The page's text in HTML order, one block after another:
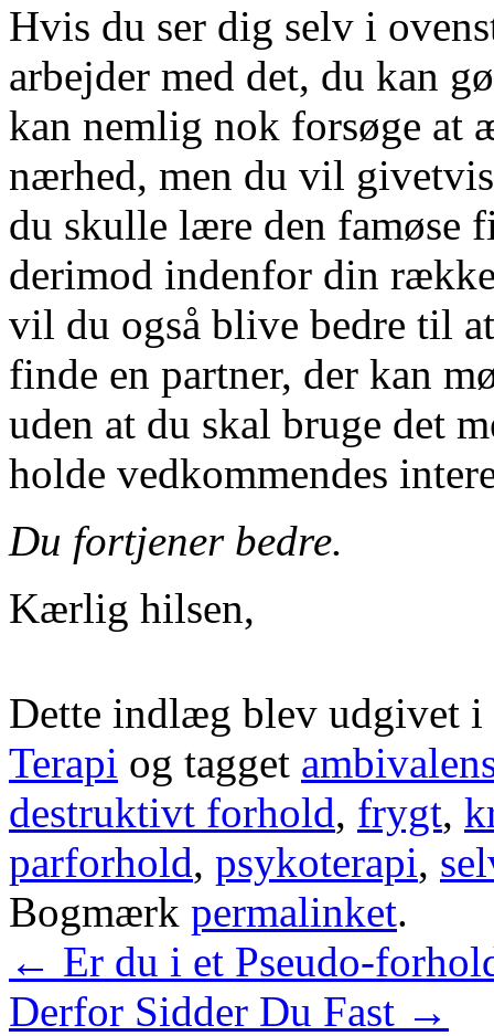
Hvis du ser dig selv i
arbejder med det, du kan
kan nemlig nok forsøge at
nærhed, men du vil
du skulle lære den famøse
derimod indenfor din
vil du også blive bedre til
finde en partner, der kan
uden at du skal bruge det
holde vedkommendes
Du fortjener bedre.
Kærlig hilsen,
Dette indlæg blev udgivet i
Terapi og tagget
destruktivt forhold, frygt,
parforhold, psykoterapi,
Bogmærk permalinket.
← Er du i et Pseudo-
Derfor Sidder Du Fast →